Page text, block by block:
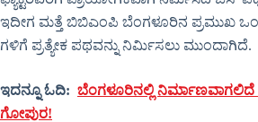
ಇದೀಗ ಮತ್ತೆ ಬಿಬಿಎಂಪಿ ಬೆಂಗಳೂರಿನ ಪ್ರಮುಖ
ಗಳಿಗೆ ಪ್ರತ್ಯೇಕ ಪಥವನ್ನು ನಿರ್ಮಿಸಲು ಮುಂದಾಗಿದೆ.
ಇದನ್ನೂ ಓದಿ: ಬೆಂಗಳೂರಿನಲ್ಲಿ ನಿರ್ಮಾಣವಾಗಲಿದೆ
ಗೋಪುರ!